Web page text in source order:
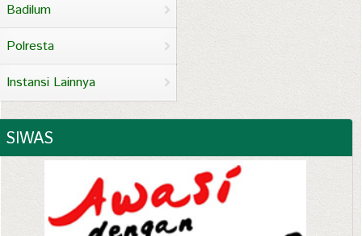
Badilum
Polresta
Instansi Lainnya
SIWAS